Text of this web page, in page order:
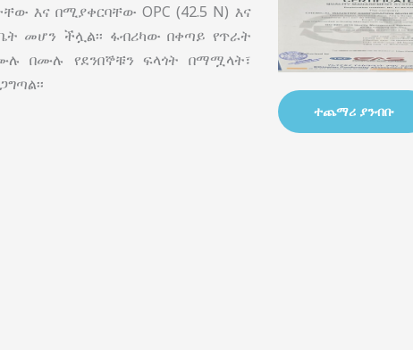
እና በሚያቀርባቸው OPC (42.5 N) እና
መሆን ችሏል፡፡ ፋብሪካው በቀጣይ የጥራት
በሙሉ የደንበኞቹን ፍላጎት በማሟላት፣
ተጨማሪ ያንብቡ